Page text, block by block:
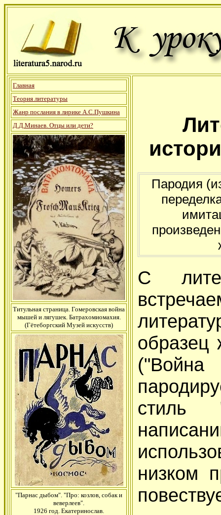
Главная
Теория литературы
Жанр послания в лирике А.С.Пушкина
Д.Д.Минаев. Отцы или дети?
Титульная страница. Гомеровская война
мышей и лягушек. Батрахомиомахия.
(Гётеборгский Музей искусств)
"Парнас дыбом". "Про: козлов, собак и
веверлеев".
1926 год. Екатеринослав.
Пародия
С
стиль
низком